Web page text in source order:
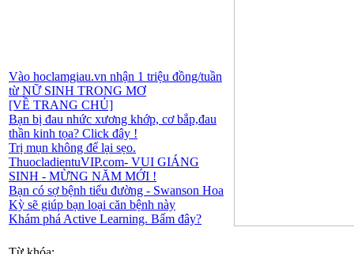
Vào hoclamgiau.vn nhận 1 triệu đồng/tuần
từ NỮ SINH TRONG MƠ
[VỀ TRANG CHỦ]
Bạn bị đau nhức xương khớp, cơ bắp,đau
thần kinh tọa? Click đây !
Trị mụn không để lại sẹo.
ThuocladientuVIP.com- VUI GIÁNG
SINH - MỪNG NĂM MỚI !
Bạn có sợ bệnh tiểu đường - Swanson Hoa
Kỳ sẽ giúp bạn loại căn bệnh này
Khám phá Active Learning. Bấm đây?